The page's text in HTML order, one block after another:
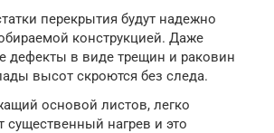
перекрытия будут надежно
конструкцией. Даже
дефекты в виде трещин и раковин
высот скроются без следа.
основой листов, легко
существенный нагрев и это